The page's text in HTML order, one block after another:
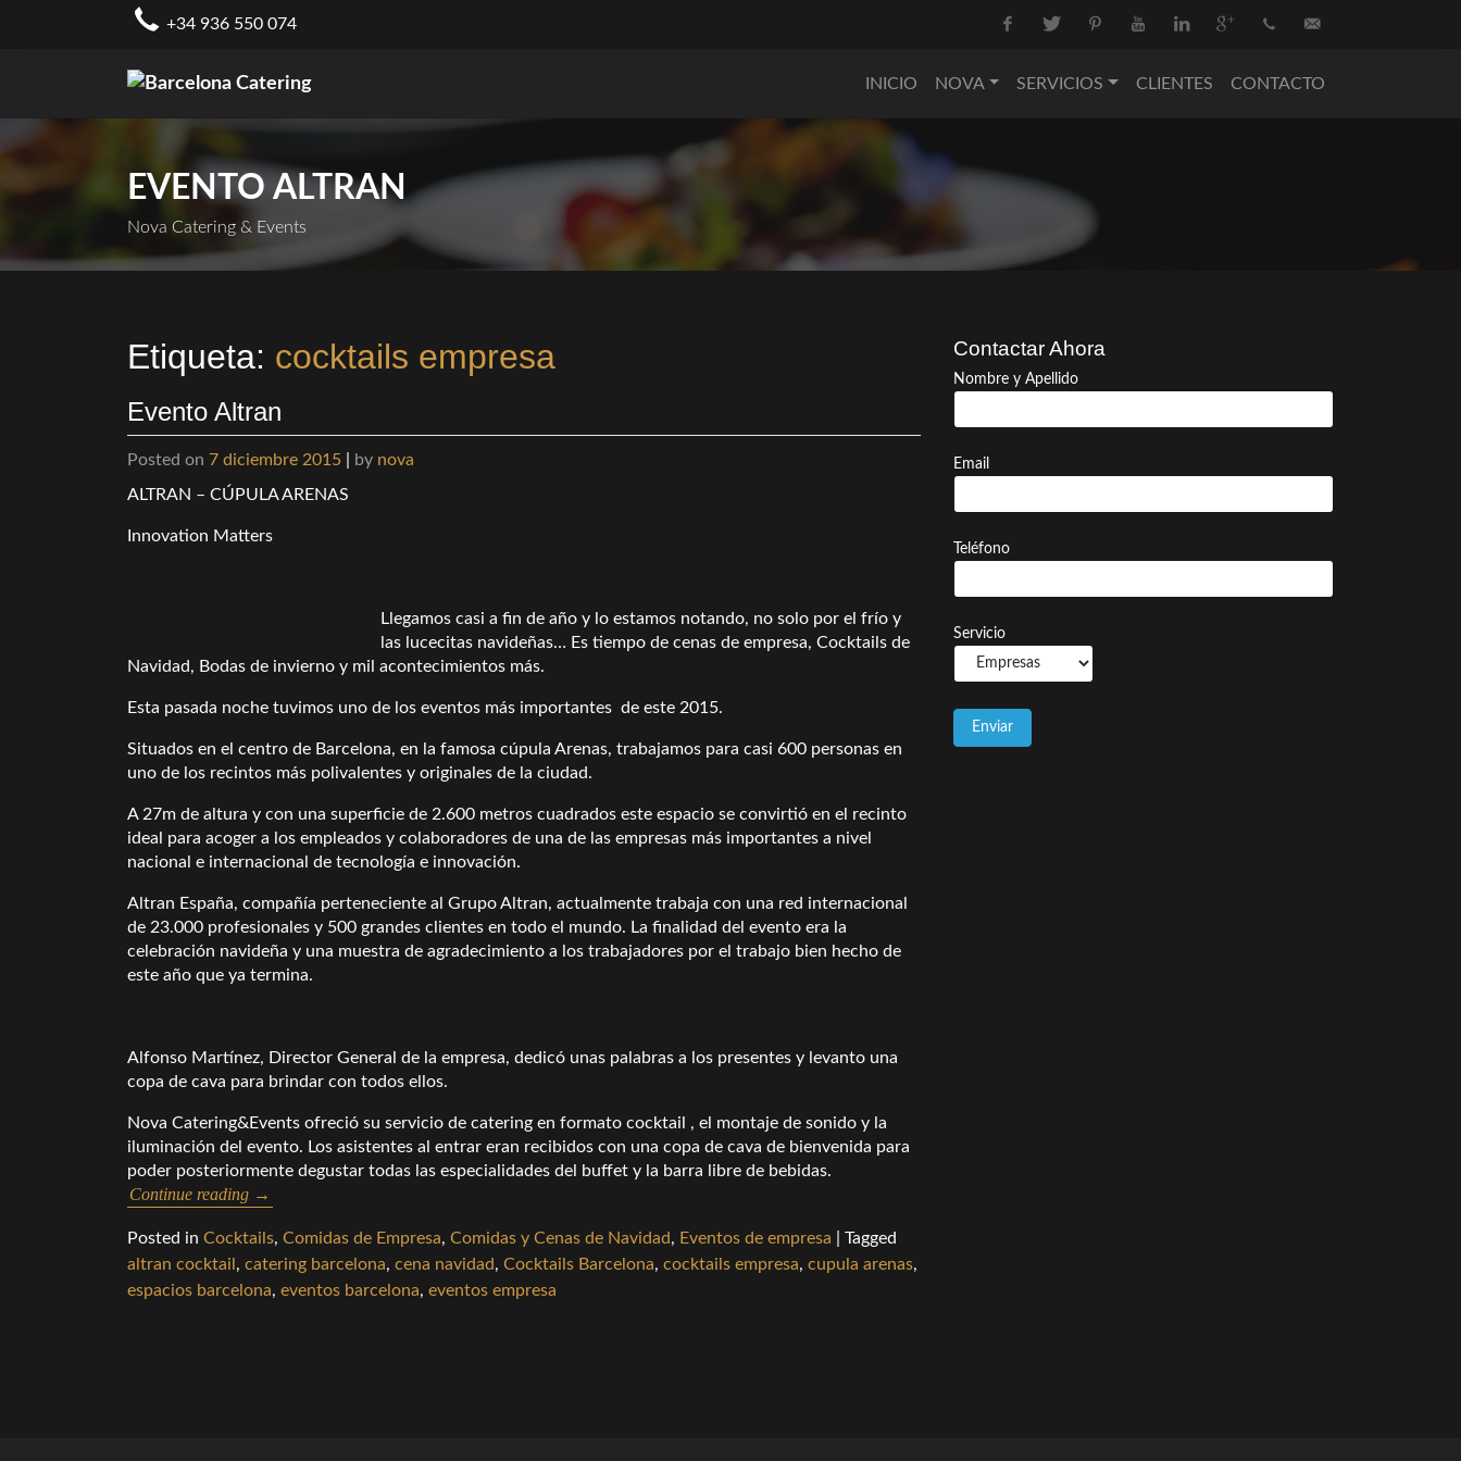
+34 936 550 074
INICIO NOVA SERVICIOS CLIENTES CONTACTO
EVENTO ALTRAN
Nova Catering & Events
Etiqueta: cocktails empresa
Evento Altran
Posted on 7 diciembre 2015 by nova
ALTRAN – CÚPULA ARENAS
Innovation Matters
Llegamos casi a fin de año y lo estamos notando, no solo por el frío y
las lucecitas navideñas… Es tiempo de cenas de empresa, Cocktails de
Navidad, Bodas de invierno y mil acontecimientos más.
Esta pasada noche tuvimos uno de los eventos más importantes de este 2015.
Situados en el centro de Barcelona, en la famosa cúpula Arenas, trabajamos para casi 600 personas en
uno de los recintos más polivalentes y originales de la ciudad.
A 27m de altura y con una superficie de 2.600 metros cuadrados este espacio se convirtió en el recinto
ideal para acoger a los empleados y colaboradores de una de las empresas más importantes a nivel
nacional e internacional de tecnología e innovación.
Altran España, compañía perteneciente al Grupo Altran, actualmente trabaja con una red internacional
de 23.000 profesionales y 500 grandes clientes en todo el mundo. La finalidad del evento era la
celebración navideña y una muestra de agradecimiento a los trabajadores por el trabajo bien hecho de
este año que ya termina.
Alfonso Martínez, Director General de la empresa, dedicó unas palabras a los presentes y levanto una
copa de cava para brindar con todos ellos.
Nova Catering&Events ofreció su servicio de catering en formato cocktail , el montaje de sonido y la
iluminación del evento. Los asistentes al entrar eran recibidos con una copa de cava de bienvenida para
poder posteriormente degustar todas las especialidades del buffet y la barra libre de bebidas.
Continue reading →
Posted in Cocktails, Comidas de Empresa, Comidas y Cenas de Navidad, Eventos de empresa
Tagged
altran cocktail , catering barcelona, cena navidad, Cocktails Barcelona, cocktails empresa, cupula arenas,
espacios barcelona, eventos barcelona, eventos empresa
Contactar Ahora
Nombre y Apellido
Email
Teléfono
Servicio